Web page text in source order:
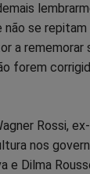
no
Twitter
não se
a rememorar
forem
Rossi,
nos
e Dilma